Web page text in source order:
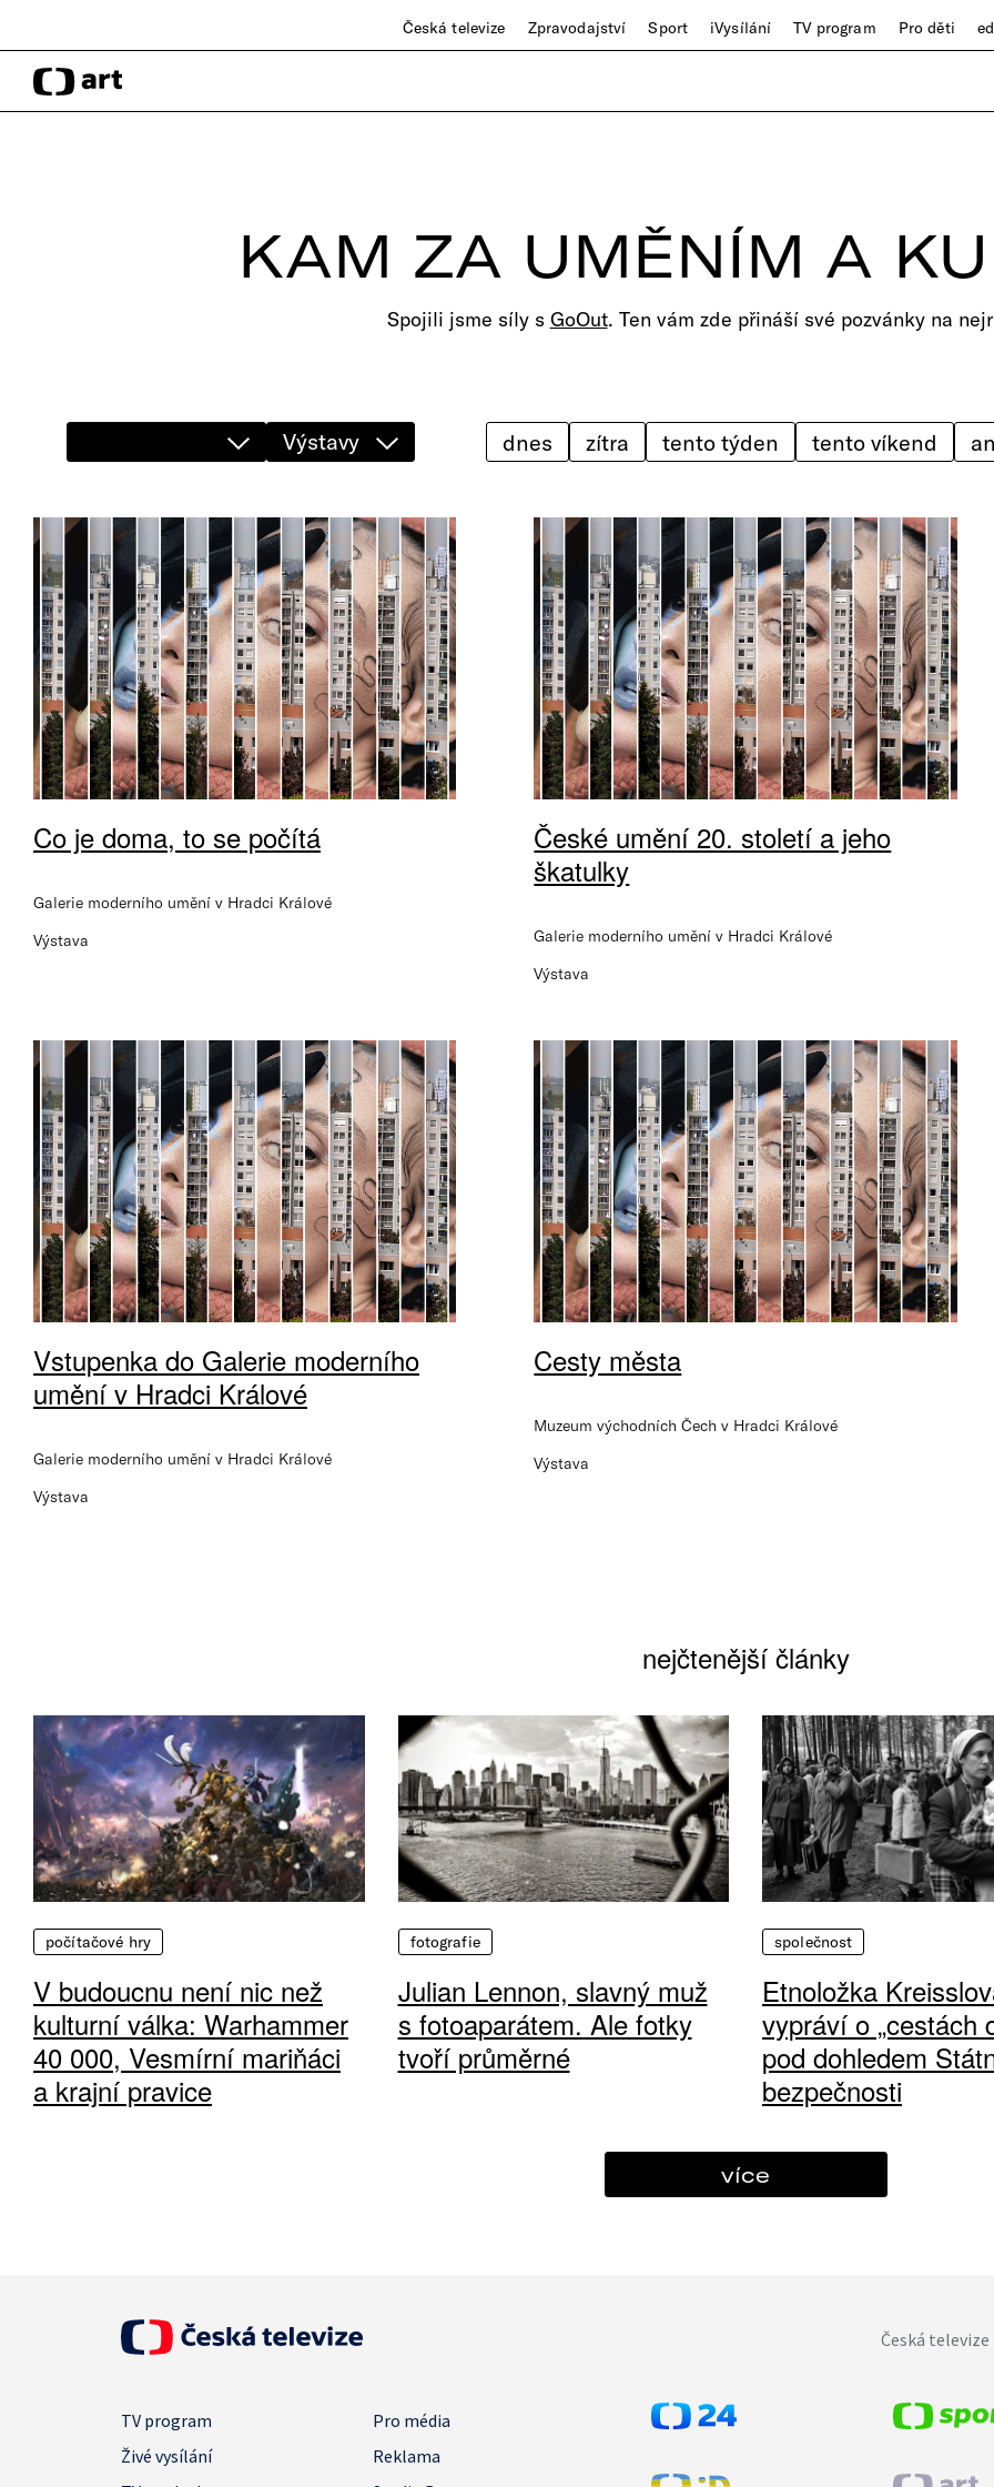
Česká televize Zpravodajství Sport iVysílání TV program Pro děti
KAM ZA UMĚNÍM A
Spojili jsme síly s GoOut. Ten vám zde přináší své pozvánky na
Výstavy dnes zítra tento týden tento víkend
Co je doma, to se počítá
Galerie moderního umění v Hradci Králové
Výstava
České umění 20. století a jeho
škatulky
Galerie moderního umění v Hradci Králové
Výstava
Vstupenka do Galerie moderního
umění v Hradci Králové
Galerie moderního umění v Hradci Králové
Výstava
Cesty města
Muzeum východních Čech v Hradci Králové
Výstava
nejčtenější články
počítačové hry
V budoucnu není nic než
kulturní válka: Warhammer
40 000, Vesmírní mariňáci
a krajní pravice
fotografie
Julian Lennon, slavný muž
s fotoaparátem. Ale fotky
tvoří průměrné
společnost
Etnoložka
vypráví o „cestách
pod dohledem
bezpečnosti
více
Česká
TV program
Pro média
Živé vysílání
Reklama